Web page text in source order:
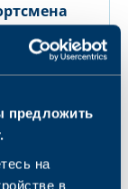
предложить
на
в
53.00 €